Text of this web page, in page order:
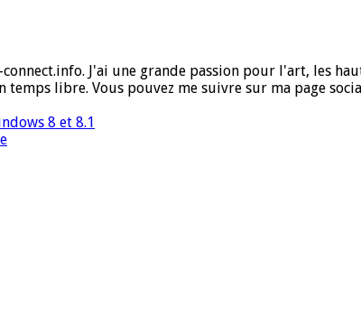
J'ai une grande passion pour l'art, les
libre. Vous pouvez me suivre sur ma page
8 et 8.1